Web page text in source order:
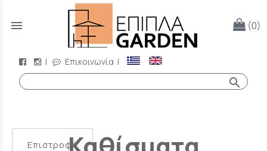
menu (0)
| Επικοινωνία |
search
Επιστροφή